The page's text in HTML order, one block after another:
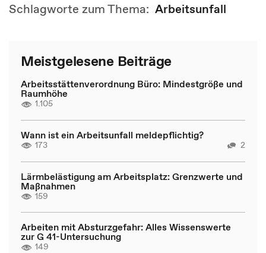
Schlagworte zum Thema: Arbeitsunfall
Meistgelesene Beiträge
Arbeitsstättenverordnung Büro: Mindestgröße und
Raumhöhe
1.105
Wann ist ein Arbeitsunfall meldepflichtig?
173 2
Lärmbelästigung am Arbeitsplatz: Grenzwerte und
Maßnahmen
159
Arbeiten mit Absturzgefahr: Alles Wissenswerte
zur G 41-Untersuchung
149